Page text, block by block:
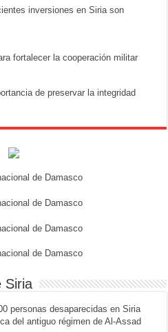
inversiones en Siria son
fortalecer la cooperación militar
de preservar la integridad
Siria
personas desaparecidas en Siria
del antiguo régimen de Al-Assad